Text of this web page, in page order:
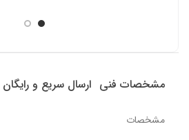
مشخصات فنی ارسال سریع و رایگان
مشخصات